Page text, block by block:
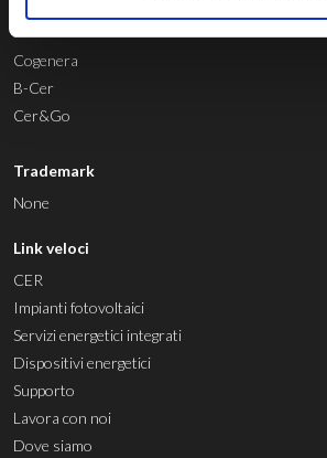
Cogenera
B-Cer
Cer&Go
Trademark
None
Link veloci
CER
Impianti fotovoltaici
Servizi energetici integrati
Dispositivi energetici
Supporto
Lavora con noi
Dove siamo